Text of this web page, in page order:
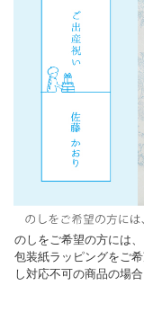
のしをご希望の方には
包装紙ラッピングをご
し対応不可の商品の場